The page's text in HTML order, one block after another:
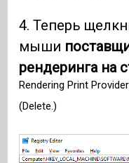
4. Теперь
мыши
рендеринга на
Rendering Print
(Delete.)